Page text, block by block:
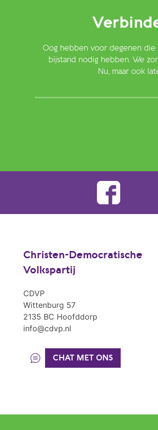
Oog hebben voor degenen die
bijstand nodig hebben. We
Nu, maar ook
Christen-Democratische
Volkspartij
CDVP
Wittenburg 57
2135 BC Hoofddorp
info@cdvp.nl
CHAT MET ONS